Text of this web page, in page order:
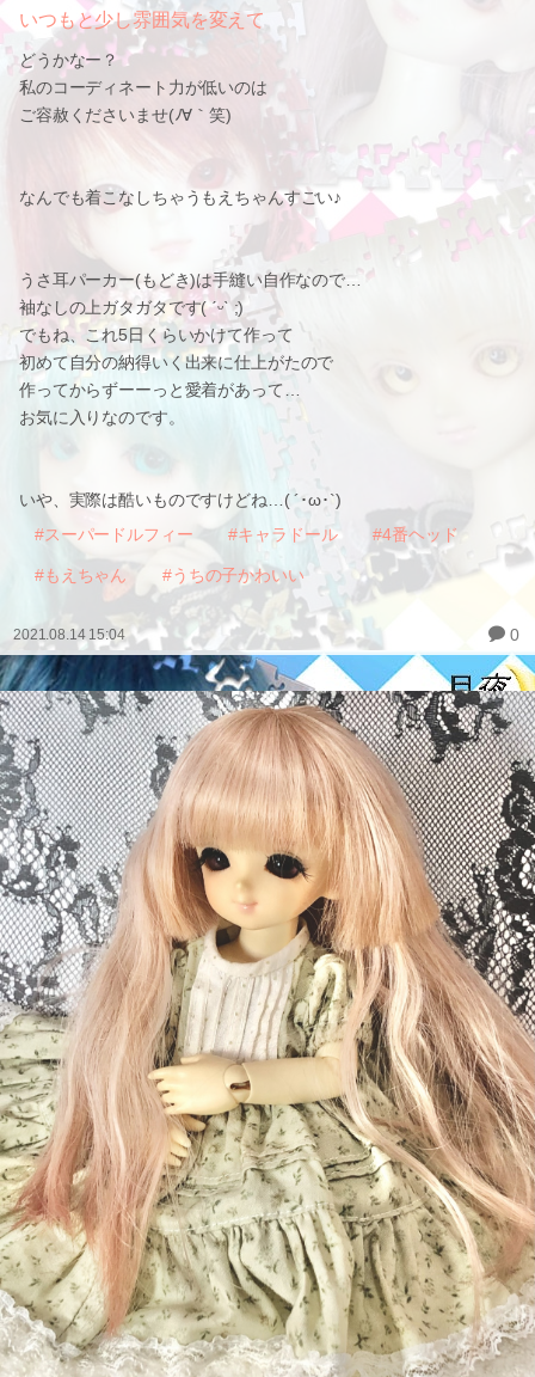
いつもと少し雰囲気を変えて
どうかなー？
私のコーディネート力が低いのは
ご容赦くださいませ(ﾉ∀｀笑)
なんでも着こなしちゃうもえちゃんすごい♪
うさ耳パーカー(もどき)は手縫い自作なので…
袖なしの上ガタガタです( ˊᵕˋ ;)
でもね、これ5日くらいかけて作って
初めて自分の納得いく出来に仕上がたので
作ってからずーーっと愛着があって…
お気に入りなのです。
いや、実際は酷いものですけどね…( ´･ω･`)
#スーパードルフィー
#キャラドール #4番ヘッド
#もえちゃん #うちの子かわいい
2021.08.14 15:04 0